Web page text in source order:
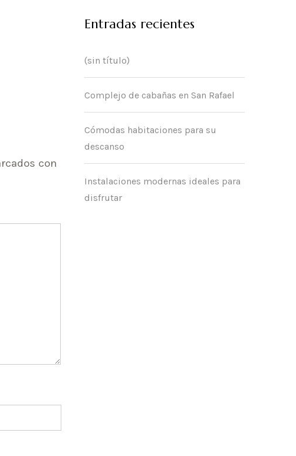
con
Entradas recientes
(sin título)
Complejo de cabañas en San Rafael
Cómodas habitaciones para su
descanso
Instalaciones modernas ideales para
disfrutar